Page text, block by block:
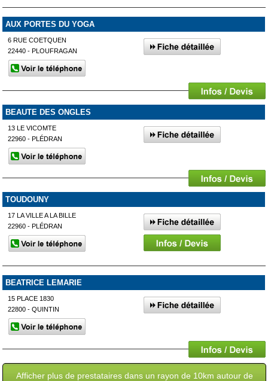
AUX PORTES DU YOGA
6 RUE COETQUEN
22440 - PLOUFRAGAN
BEAUTE DES ONGLES
13 LE VICOMTE
22960 - PLÉDRAN
TOUDOUNY
17 LA VILLE A LA BILLE
22960 - PLÉDRAN
BEATRICE LEMARIE
15 PLACE 1830
22800 - QUINTIN
Afficher plus de prestataires dans un rayon de 10km autour de